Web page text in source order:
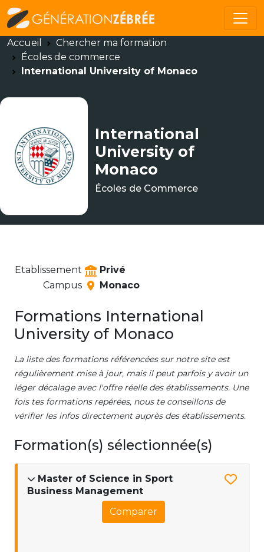
Accueil
Chercher ma formation
Écoles de commerce
International University of Monaco
International
University of
Monaco
Écoles de Commerce
Etablissement
Privé
Campus
Monaco
Formations International
University of Monaco
La liste des formations référencées sur notre site est
régulièrement mise à jour, mais il peut parfois y avoir un
léger décalage avec l'offre réelle des établissements. Une
fois tes formations repérées, nous te conseillons de
vérifier les infos directement auprès des établissements.
Formation(s) sélectionnée(s)
Master of Science in Sport
Business Management
Comparer